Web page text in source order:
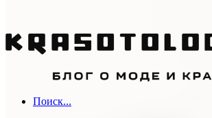
Поиск...